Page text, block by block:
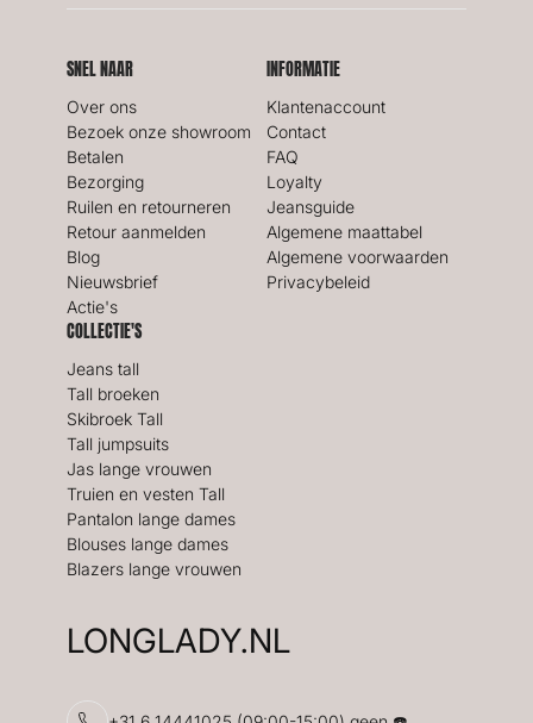
SNEL NAAR
Over ons
Bezoek onze showroom
Betalen
Bezorging
Ruilen en retourneren
Retour aanmelden
Blog
Nieuwsbrief
Actie's
INFORMATIE
Klantenaccount
Contact
FAQ
Loyalty
Jeansguide
Algemene maattabel
Algemene voorwaarden
Privacybeleid
COLLECTIE'S
Jeans tall
Tall broeken
Skibroek Tall
Tall jumpsuits
Jas lange vrouwen
Truien en vesten Tall
Pantalon lange dames
Blouses lange dames
Blazers lange vrouwen
LONGLADY.NL